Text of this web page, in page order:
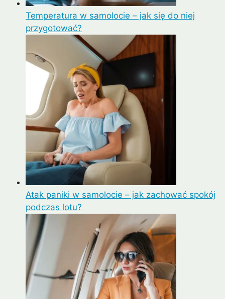
Temperatura w samolocie – jak się do niej
przygotować?
Atak paniki w samolocie – jak zachować spokój
podczas lotu?